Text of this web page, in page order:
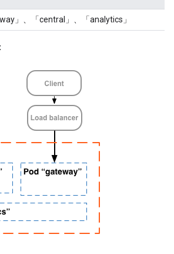
」、「central」、「analytics」